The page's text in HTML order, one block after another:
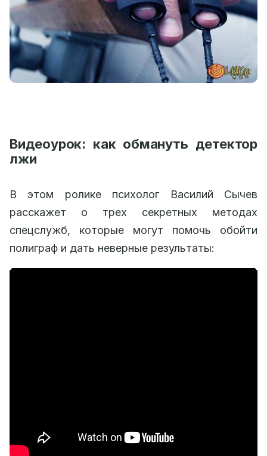
Видеоурок: как обмануть детектор
лжи
В этом ролике психолог Василий Сычев
расскажет о трех секретных методах
спецслужб, которые могут помочь обойти
полиграф и дать неверные результаты: